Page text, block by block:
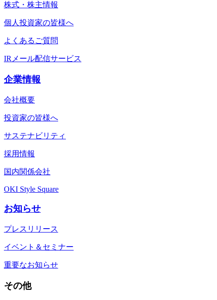
株式・株主情報
個人投資家の皆様へ
よくあるご質問
IRメール配信サービス
企業情報
会社概要
投資家の皆様へ
サステナビリティ
採用情報
国内関係会社
OKI Style Square
お知らせ
プレスリリース
イベント＆セミナー
重要なお知らせ
その他